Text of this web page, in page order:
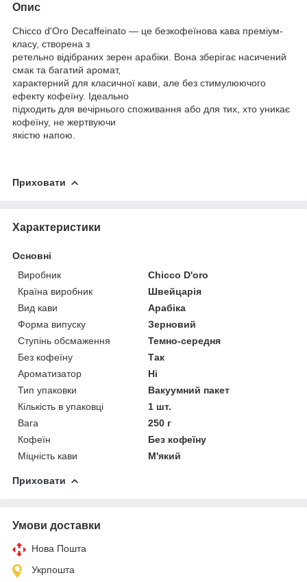
Опис
Chicco d'Oro Decaffeinato — це безкофеїнова кава преміум-
класу, створена з
ретельно відібраних зерен арабіки. Вона зберігає насичений
смак та багатий аромат,
характерний для класичної кави, але без стимулюючого
ефекту кофеїну. Ідеально
підходить для вечірнього споживання або для тих, хто уникає
кофеїну, не жертвуючи
якістю напою.
Приховати
Характеристики
Основні
Виробник
Chicco D'oro
Країна виробник
Швейцарія
Вид кави
Арабіка
Форма випуску
Зерновий
Ступінь обсмаження
Темно-середня
Без кофеїну
Так
Ароматизатор
Ні
Тип упаковки
Вакуумний пакет
Кількість в упаковці
1 шт.
Вага
250 г
Кофеїн
Без кофеїну
Міцність кави
М'який
Приховати
Умови доставки
Нова Пошта
Укрпошта